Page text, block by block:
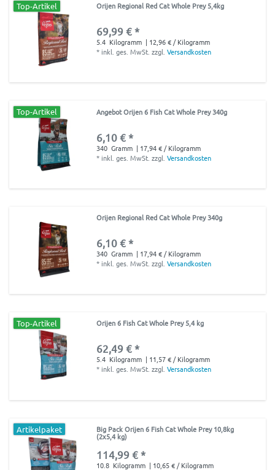
Top-Artikel Orijen Regional Red Cat Whole Prey 5,4kg
69,99 € *
5.4 Kilogramm | 12,96 € / Kilogramm
* inkl. ges. MwSt. zzgl.Versandkosten
Top-Artikel Angebot Orijen 6 Fish Cat Whole Prey 340g
6,10 € *
340 Gramm | 17,94 € / Kilogramm
* inkl. ges. MwSt. zzgl.Versandkosten
Orijen Regional Red Cat Whole Prey 340g
6,10 € *
340 Gramm | 17,94 € / Kilogramm
* inkl. ges. MwSt. zzgl.Versandkosten
Top-Artikel Orijen 6 Fish Cat Whole Prey 5,4 kg
62,49 € *
5.4 Kilogramm | 11,57 € / Kilogramm
* inkl. ges. MwSt. zzgl.Versandkosten
Artikelpaket Big Pack Orijen 6 Fish Cat Whole Prey 10,8kg
(2x5,4 kg)
114,99 € *
10.8 Kilogramm | 10,65 € / Kilogramm